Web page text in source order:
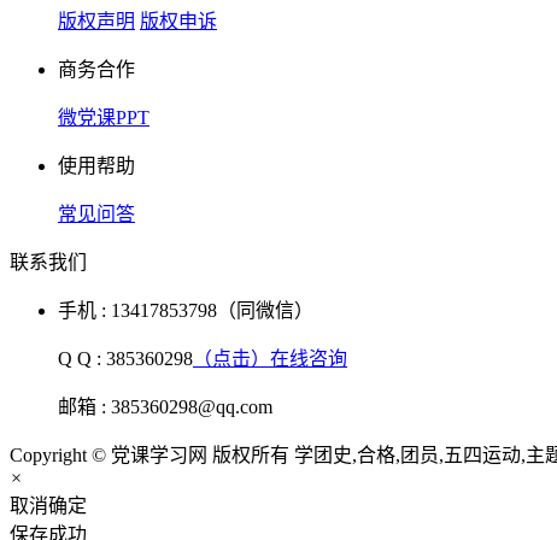
版权声明 版权申诉
商务合作
微党课PPT
使用帮助
常见问答
联系我们
手机 : 13417853798（同微信）
Q Q : 385360298 （点击）在线咨询
邮箱 : 385360298@qq.com
Copyright © 党课学习网 版权所有 学团史,合格,团员,五四运动,主
×
取消确定
保存成功